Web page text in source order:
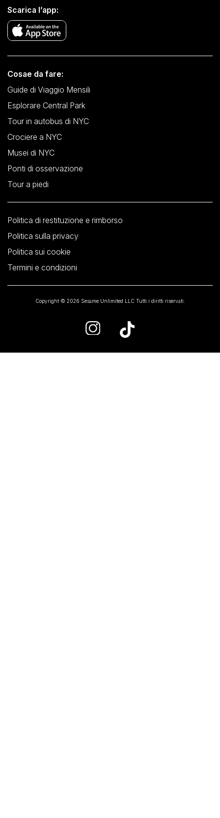
Scarica l’app:
Cosae da fare:
Guide di Viaggio Mensili
Esplorare Central Park
Tour in autobus di NYC
Crociere a NYC
Musei di NYC
Ponti di osservazione
Tour a piedi
Politica di restituzione e rimborso
Politica sulla privacy
Politica sui cookie
Termini e condizioni
Copyright © 2026 Sesame Unlimited LLC Tutti i diritti riservati.